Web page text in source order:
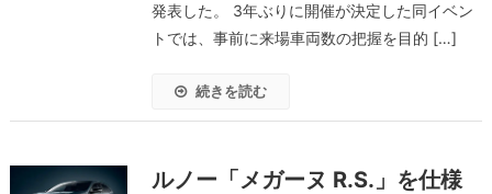
発表した。 3年ぶりに開催が決定した同イベン
トでは、事前に来場車両数の把握を目的 […]
続きを読む
ルノー「メガーヌ R.S.」を仕様